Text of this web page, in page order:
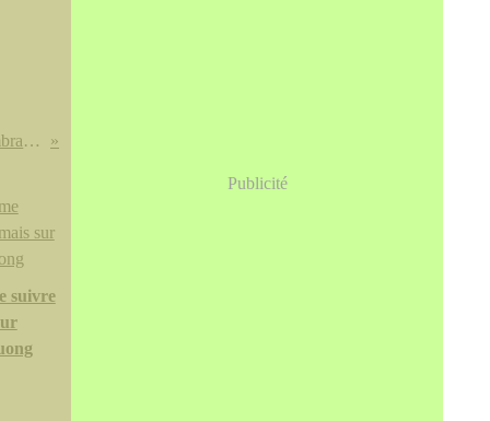
'The Familiar Face: Portrait Prints by Rembrandt' @ the Norton Simon Museum
suivre
Publicité